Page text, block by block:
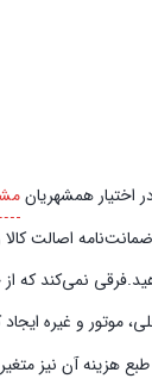
اصالت
نمی‌کند که
موتور و غیره
هزینه آن نیز